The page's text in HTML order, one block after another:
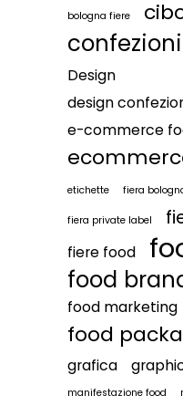
bologna fiere
Design
design
e-commerce
etichette fiera
fiera private label
fiere food
food
food marketing
food
grafica
manifestazione food